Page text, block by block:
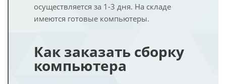
осуществляется за 1-3 дня. На складе
имеются готовые компьютеры.
Как заказать сборку
компьютера